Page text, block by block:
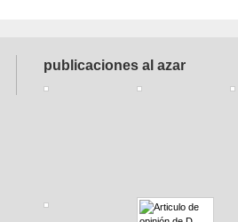
publicaciones al azar